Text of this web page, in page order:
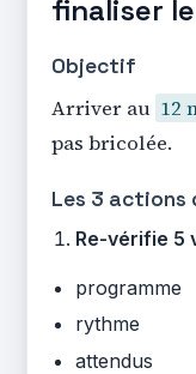
finaliser
Objectif
Arriver au 12
pas bricolée.
Les 3 actions
Re-vérifie 5
programme
rythme
attendus